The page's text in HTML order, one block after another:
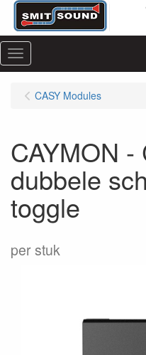
Menu
CASY Modules
CAYMON
dubbele
toggle
per stuk